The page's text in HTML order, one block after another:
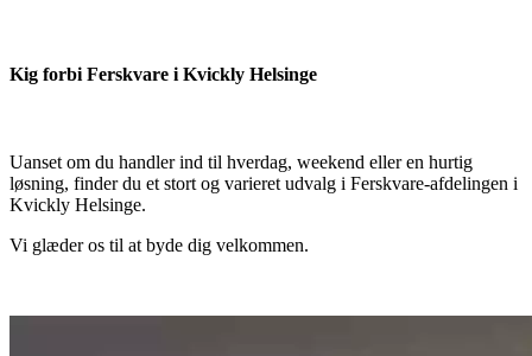
Kig forbi Ferskvare i Kvickly Helsinge
Uanset om du handler ind til hverdag, weekend eller en hurtig
løsning, finder du et stort og varieret udvalg i Ferskvare-afdelingen i
Kvickly Helsinge.
Vi glæder os til at byde dig velkommen.